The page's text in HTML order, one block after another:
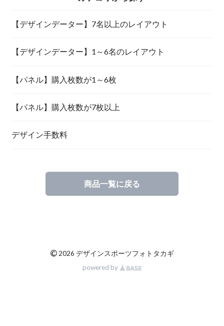
【デザインデーター】7名以上のレイアウト
【デザインデーター】1～6名のレイアウト
【パネル】購入枚数が1～6枚
【パネル】購入枚数が7枚以上
デザイン手数料
商品一覧に戻る
© 2026 デザインスポーツフォトタカギ
powered by